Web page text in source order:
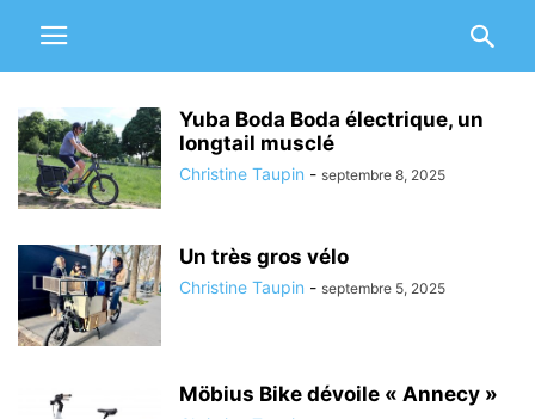
Yuba Boda Boda électrique, un
longtail musclé
Christine Taupin - septembre 8, 2025
Un très gros vélo
Christine Taupin - septembre 5, 2025
Möbius Bike dévoile « Annecy »